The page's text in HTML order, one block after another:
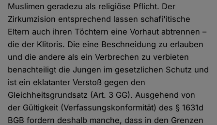
Muslimen geradezu als religiöse Pflicht. Der
Zirkumzision entsprechend lassen schafi'itische
Eltern auch ihren Töchtern eine Vorhaut abtrennen –
die der Klitoris. Die eine Beschneidung zu erlauben
und die andere als ein Verbrechen zu verbieten
benachteiligt die Jungen im gesetzlichen Schutz und
ist ein eklatanter Verstoß gegen den
Gleichheitsgrundsatz (Art. 3 GG). Ausgehend von
der Gültigkeit (Verfassungskonformität) des § 1631d
BGB fordern deshalb manche, dass in den Grenzen